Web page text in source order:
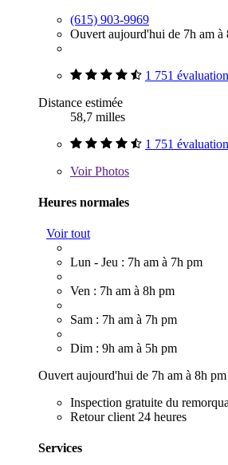
(615) 903-9969
Ouvert aujourd'hui de 7h am à
1 751
Distance estimée
58,7 milles
1 751
VoirPhotos
Heures normales
Voir tout
Lun - Jeu : 7h am à 7h pm
Ven : 7h am à 8h pm
Sam : 7h am à 7h pm
Dim : 9h am à 5h pm
Ouvert aujourd'hui de 7h am à 8h pm
Inspection gratuite du
Retour client 24 heures
Services